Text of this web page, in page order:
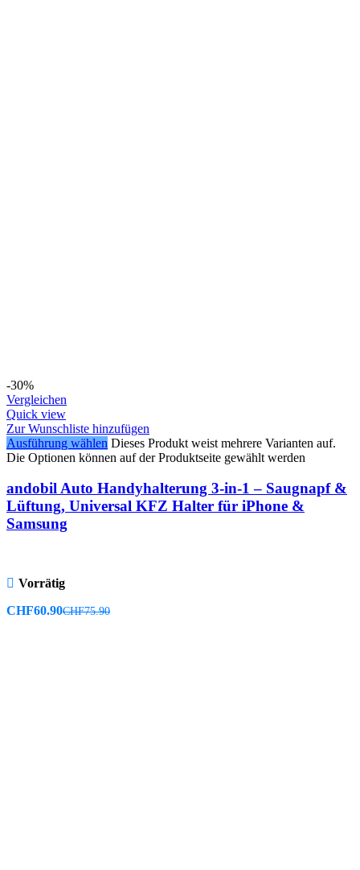
-30%
Vergleichen
Quick view
Zur Wunschliste hinzufügen
Ausführung wählen Dieses Produkt weist mehrere Varianten auf.
Die Optionen können auf der Produktseite gewählt werden
andobil Auto Handyhalterung 3-in-1 – Saugnapf &
Lüftung, Universal KFZ Halter für iPhone &
Samsung
Vorrätig
CHF60.90CHF75.90